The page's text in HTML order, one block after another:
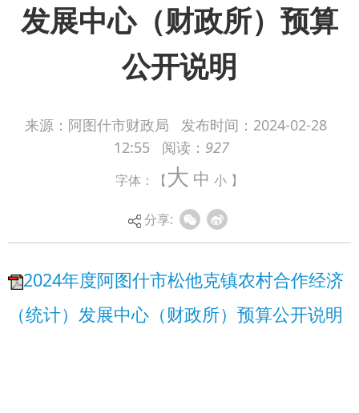
发展中心（财政所）预算
公开说明
来源：阿图什市财政局 发布时间： 2024-02-28
12:55
阅读： 927
字体：【大 中 小 】
分享:
2024年度阿图什市松他克镇农村合作经济
（统计）发展中心（财政所）预算公开说明